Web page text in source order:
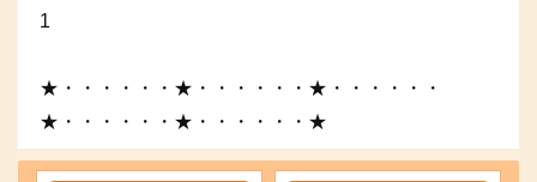
1
★・・・・・・★・・・・・・★・・・・・・
★・・・・・・★・・・・・・★